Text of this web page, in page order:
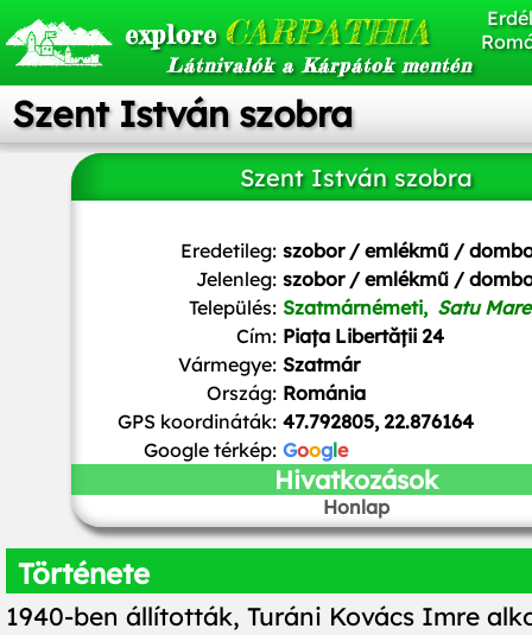
explore CARPATHIA
Látnivalók a Kárpátok mentén
Szent István szobra
Szent István szobra
Eredetileg: szobor / emlékmű /
Jelenleg: szobor / emlékmű /
Település: Szatmárnémeti, Satu Mare
Cím: Piața Libertății 24
Vármegye: Szatmár
Ország: Románia
GPS koordináták: 47.792805, 22.876164
Google térkép: Google
Hivatkozások
Honlap
Története
1940-ben állították, Turáni Kovács Imre